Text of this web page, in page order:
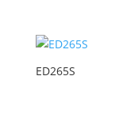
ED265S